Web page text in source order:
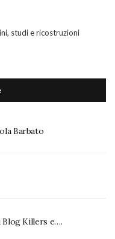
studi e ricostruzioni
Barbato
Blog Killers e….